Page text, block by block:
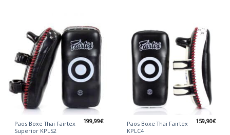
Paos Boxe Thai Fairtex
Superior KPLS2
199,99€
Paos Boxe Thai Fairtex
KPLC4
159,90€